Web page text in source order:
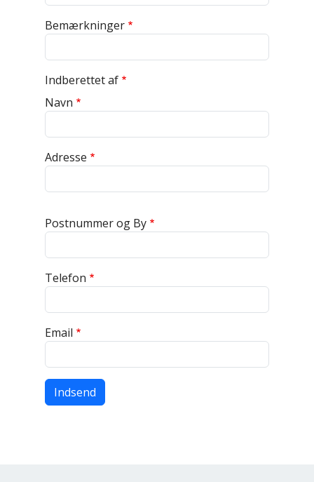
Bemærkninger
Indberettet af
Navn
Adresse
Postnummer og By
Telefon
Email